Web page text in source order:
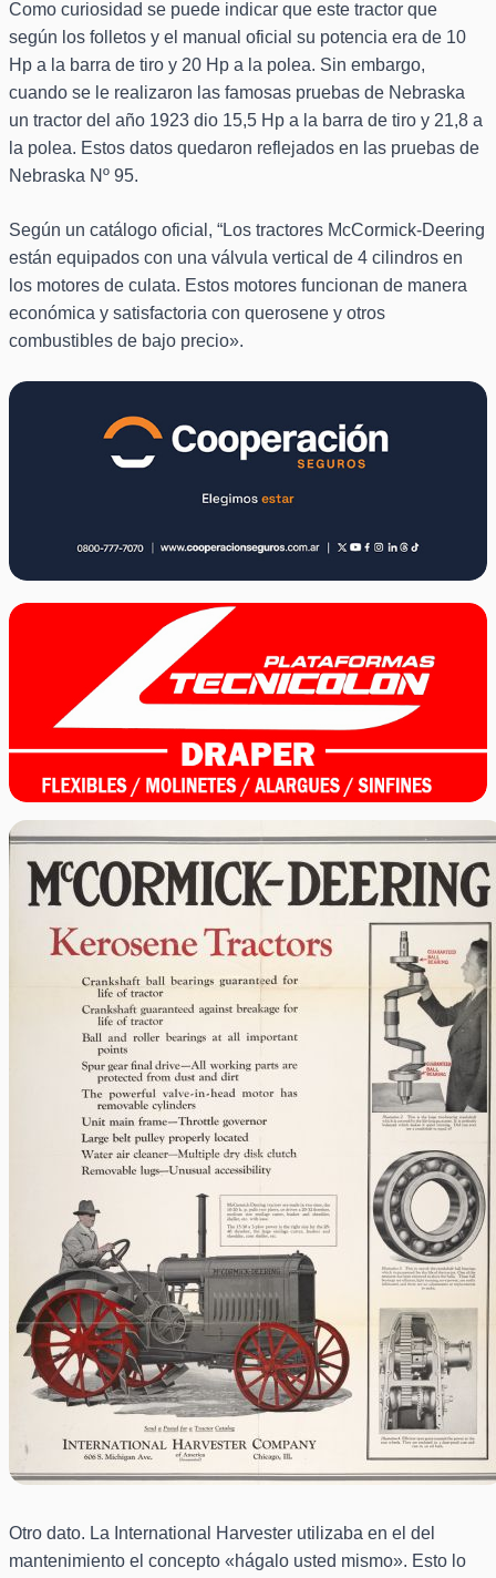
Como curiosidad se puede indicar que este tractor que
según los folletos y el manual oficial su potencia era de 10
Hp a la barra de tiro y 20 Hp a la polea. Sin embargo,
cuando se le realizaron las famosas pruebas de Nebraska
un tractor del año 1923 dio 15,5 Hp a la barra de tiro y 21,8 a
la polea. Estos datos quedaron reflejados en las pruebas de
Nebraska Nº 95.
Según un catálogo oficial, “Los tractores McCormick-Deering
están equipados con una válvula vertical de 4 cilindros en
los motores de culata. Estos motores funcionan de manera
económica y satisfactoria con querosene y otros
combustibles de bajo precio».
Otro dato. La International Harvester utilizaba en el del
mantenimiento el concepto «hágalo usted mismo». Esto lo